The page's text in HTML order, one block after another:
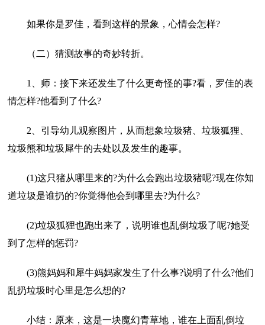
如果你是罗佳，看到这样的景象，心情会怎样?
（二）猜测故事的奇妙转折。
1、师：接下来还发生了什么更奇怪的事?看，罗佳的表
情怎样?他看到了什么?
2、引导幼儿观察图片，从而想象垃圾猪、垃圾狐狸、
垃圾熊和垃圾犀牛的去处以及发生的趣事。
(1)这只猪从哪里来的?为什么会跑出垃圾猪呢?现在你知
道垃圾是谁扔的?你觉得他会到哪里去?为什么?
(2)垃圾狐狸也跑出来了，说明谁也乱倒垃圾了呢?她受
到了怎样的惩罚?
(3)熊妈妈和犀牛妈妈家发生了什么事?说明了什么?他们
乱扔垃圾时心里是怎么想的?
小结：原来，这是一块魔幻青草地，谁在上面乱倒垃